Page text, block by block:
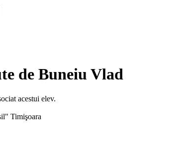
de Buneiu Vlad
acestui elev.
Timişoara